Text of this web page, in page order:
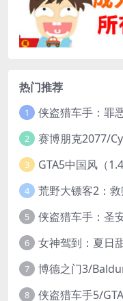
热门推荐
1
2
3
4
5
6
7
8